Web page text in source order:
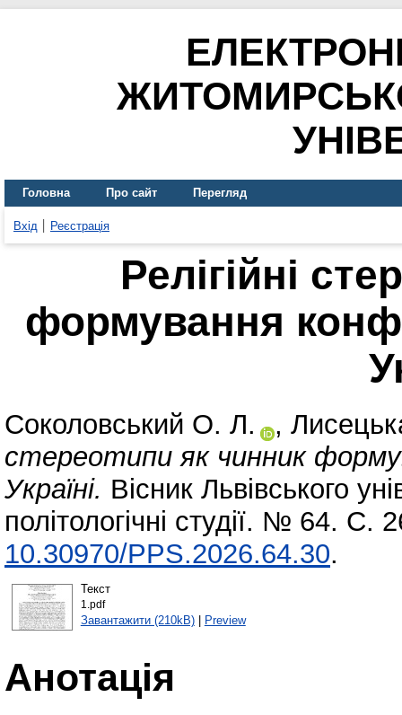
Головна Про сайт Перегляд
Вхід Реєстрація
Релігійні
формування
Соколовський О. Л. ,
стереотипи як чинник
Україні. Вісник Львівського
політологічні студії. № 64.
10.30970/PPS.2026.64.30.
Текст
1.pdf
Завантажити (210kB)| Preview
Анотація